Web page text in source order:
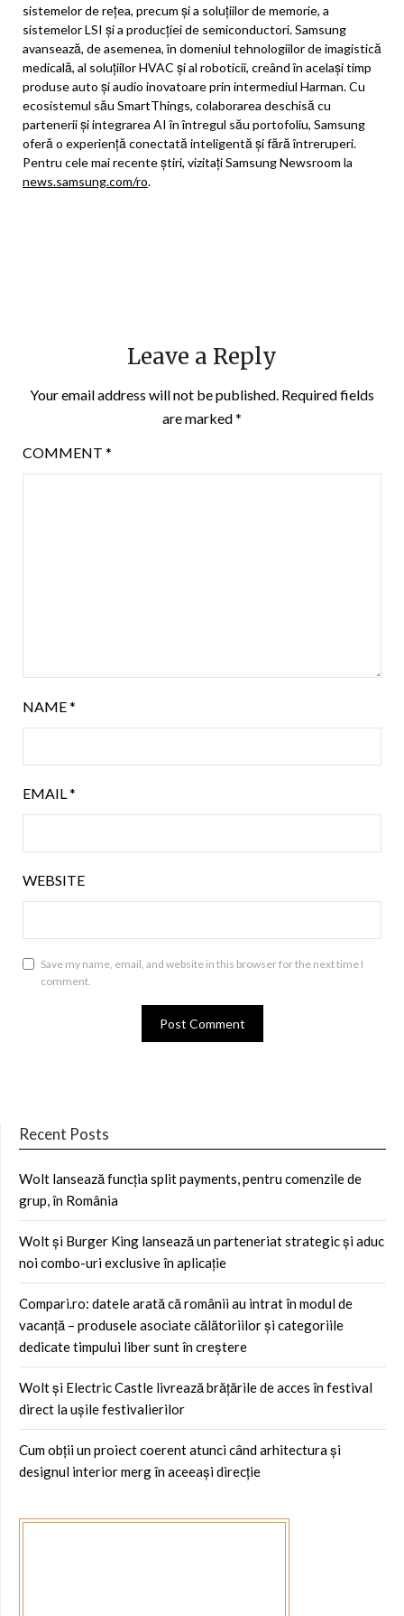
sistemelor de rețea, precum și a soluțiilor de memorie, a
sistemelor LSI și a producției de semiconductori. Samsung
avansează, de asemenea, în domeniul tehnologiilor de imagistică
medicală, al soluțiilor HVAC și al roboticii, creând în același timp
produse auto și audio inovatoare prin intermediul Harman. Cu
ecosistemul său SmartThings, colaborarea deschisă cu
partenerii și integrarea AI în întregul său portofoliu, Samsung
oferă o experiență conectată inteligentă și fără întreruperi.
Pentru cele mai recente știri, vizitați Samsung Newsroom la
news.samsung.com/ro.
Leave a Reply
Your email address will not be published. Required fields
are marked*
COMMENT *
NAME*
EMAIL *
WEBSITE
Save my name, email, and website in this browser for the next time I
comment.
Recent Posts
Wolt lansează funcția split payments, pentru comenzile de
grup, în România
Wolt și Burger King lansează un parteneriat strategic și aduc
noi combo-uri exclusive în aplicație
Compari.ro: datele arată că românii au intrat în modul de
vacanță – produsele asociate călătoriilor și categoriile
dedicate timpului liber sunt în creștere
Wolt și Electric Castle livrează brățările de acces în festival
direct la ușile festivalierilor
Cum obții un proiect coerent atunci când arhitectura și
designul interior merg în aceeași direcție